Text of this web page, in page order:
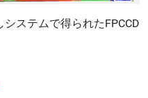
ステムで得られたFPCCD